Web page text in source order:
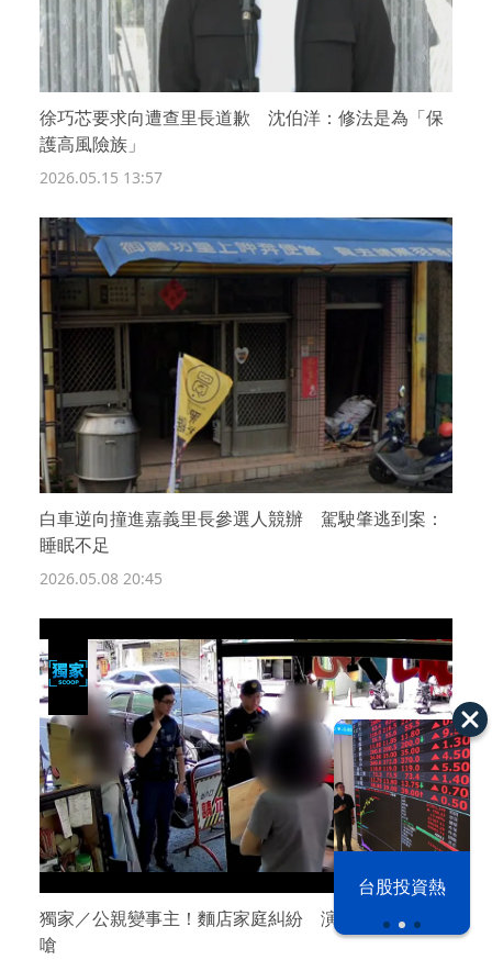
台股投資熱
徐巧芯要求向遭查里長道歉 沈伯洋：修法是為「保
護高風險族」
2026.05.15 13:57
白車逆向撞進嘉義里長參選人競辦 駕駛肇逃到案：
睡眠不足
2026.05.08 20:45
獨家／公親變事主！麵店家庭糾紛 演變成與里長互
嗆